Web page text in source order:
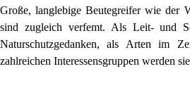
Große, langlebige Beutegreifer wie der
sind zugleich verfemt. Als Leit- und
Naturschutzgedanken, als Arten im
zahlreichen Interessensgruppen werden